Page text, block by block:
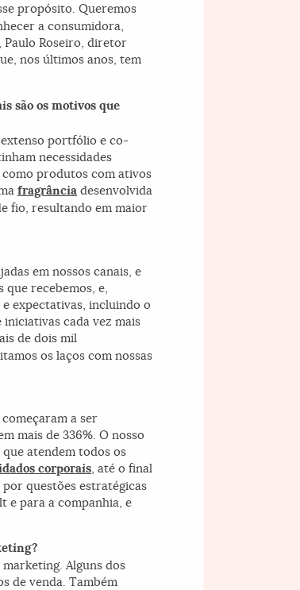
propósito. Queremos
a consumidora,
Paulo Roseiro, diretor
nos últimos anos, tem
são os motivos que
extenso portfólio e co-
necessidades
produtos com ativos
fragrância desenvolvida
fio, resultando em maior
em nossos canais, e
que recebemos, e,
expectativas, incluindo o
cada vez mais
de dois mil
os laços com nossas
a ser
mais de 336%. O nosso
atendem todos os
corporais, até o final
questões estratégicas
e para a companhia, e
Alguns dos
de venda. Também